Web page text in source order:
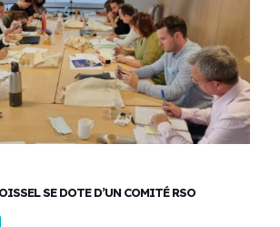
SE DOTE D’UN COMITÉ RSO